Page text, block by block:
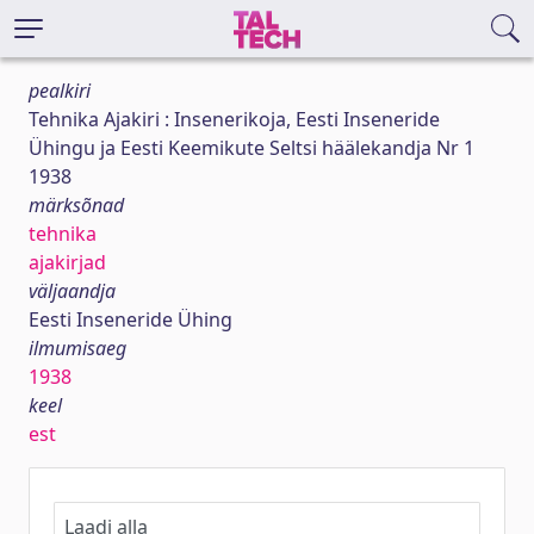
pealkiri
Tehnika Ajakiri : Insenerikoja, Eesti Inseneride
Ühingu ja Eesti Keemikute Seltsi häälekandja Nr 1
1938
märksõnad
tehnika
ajakirjad
väljaandja
Eesti Inseneride Ühing
ilmumisaeg
1938
keel
est
Laadi alla